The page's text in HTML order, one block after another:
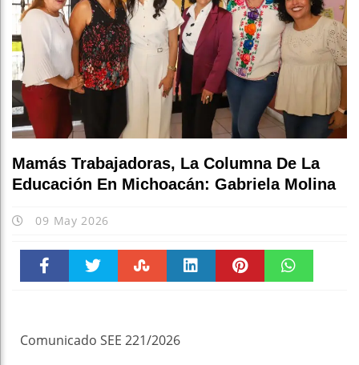
Mamás Trabajadoras, La Columna De La
Educación En Michoacán: Gabriela Molina
09 May 2026
Comunicado SEE 221/2026